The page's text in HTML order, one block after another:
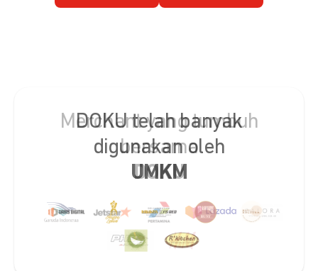
DOKU telah banyak
digunakan oleh
UMKM